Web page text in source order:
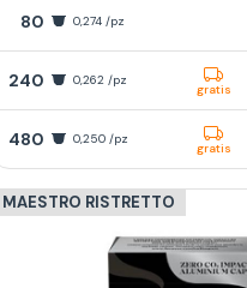
80 0,274 /pz
240 0,262 /pz
gratis
480 0,250 /pz
gratis
MAESTRO RISTRETTO